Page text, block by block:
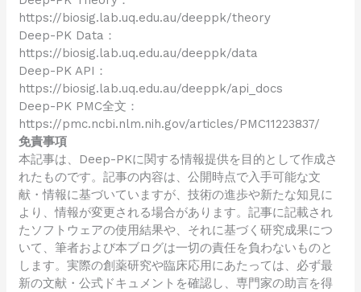
https://biosig.lab.uq.edu.au/deeppk/theory
Deep-PK Data：
https://biosig.lab.uq.edu.au/deeppk/data
Deep-PK API：
https://biosig.lab.uq.edu.au/deeppk/api_docs
Deep-PK PMC全文：
https://pmc.ncbi.nlm.nih.gov/articles/PMC11223837/
免責事項
本記事は、Deep-PKに関する情報提供を目的として作成さ
れたものです。記事の内容は、公開時点で入手可能な文
献・情報に基づいていますが、技術の進歩や新たな知見に
より、情報が変更される場合があります。記事に記載され
たソフトウェアの使用結果や、それに基づく研究成果につ
いて、筆者および本ブログは一切の責任を負わないものと
します。実際の創薬研究や臨床応用にあたっては、必ず最
新の文献・公式ドキュメントを確認し、専門家の助言を得